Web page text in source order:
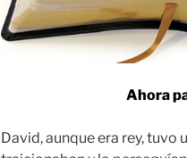
Ahora
David, aunque era rey, tuvo